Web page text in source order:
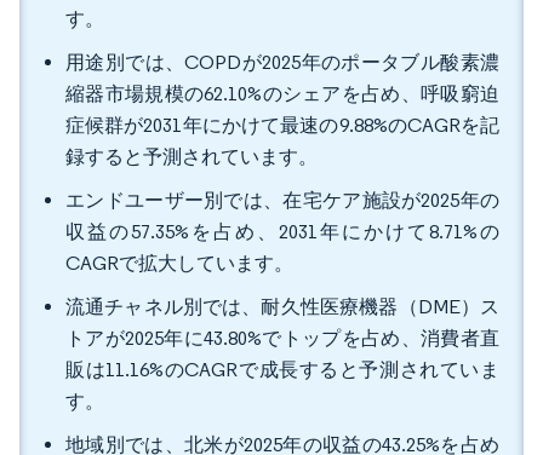
す。
用途別では、COPDが2025年のポータブル酸素濃
縮器市場規模の62.10%のシェアを占め、呼吸窮迫
症候群が2031年にかけて最速の9.88%のCAGRを記
録すると予測されています。
エンドユーザー別では、在宅ケア施設が2025年の
収益の57.35%を占め、2031年にかけて8.71%の
CAGRで拡大しています。
流通チャネル別では、耐久性医療機器（DME）ス
トアが2025年に43.80%でトップを占め、消費者直
販は11.16%のCAGRで成長すると予測されていま
す。
地域別では、北米が2025年の収益の43.25%を占め